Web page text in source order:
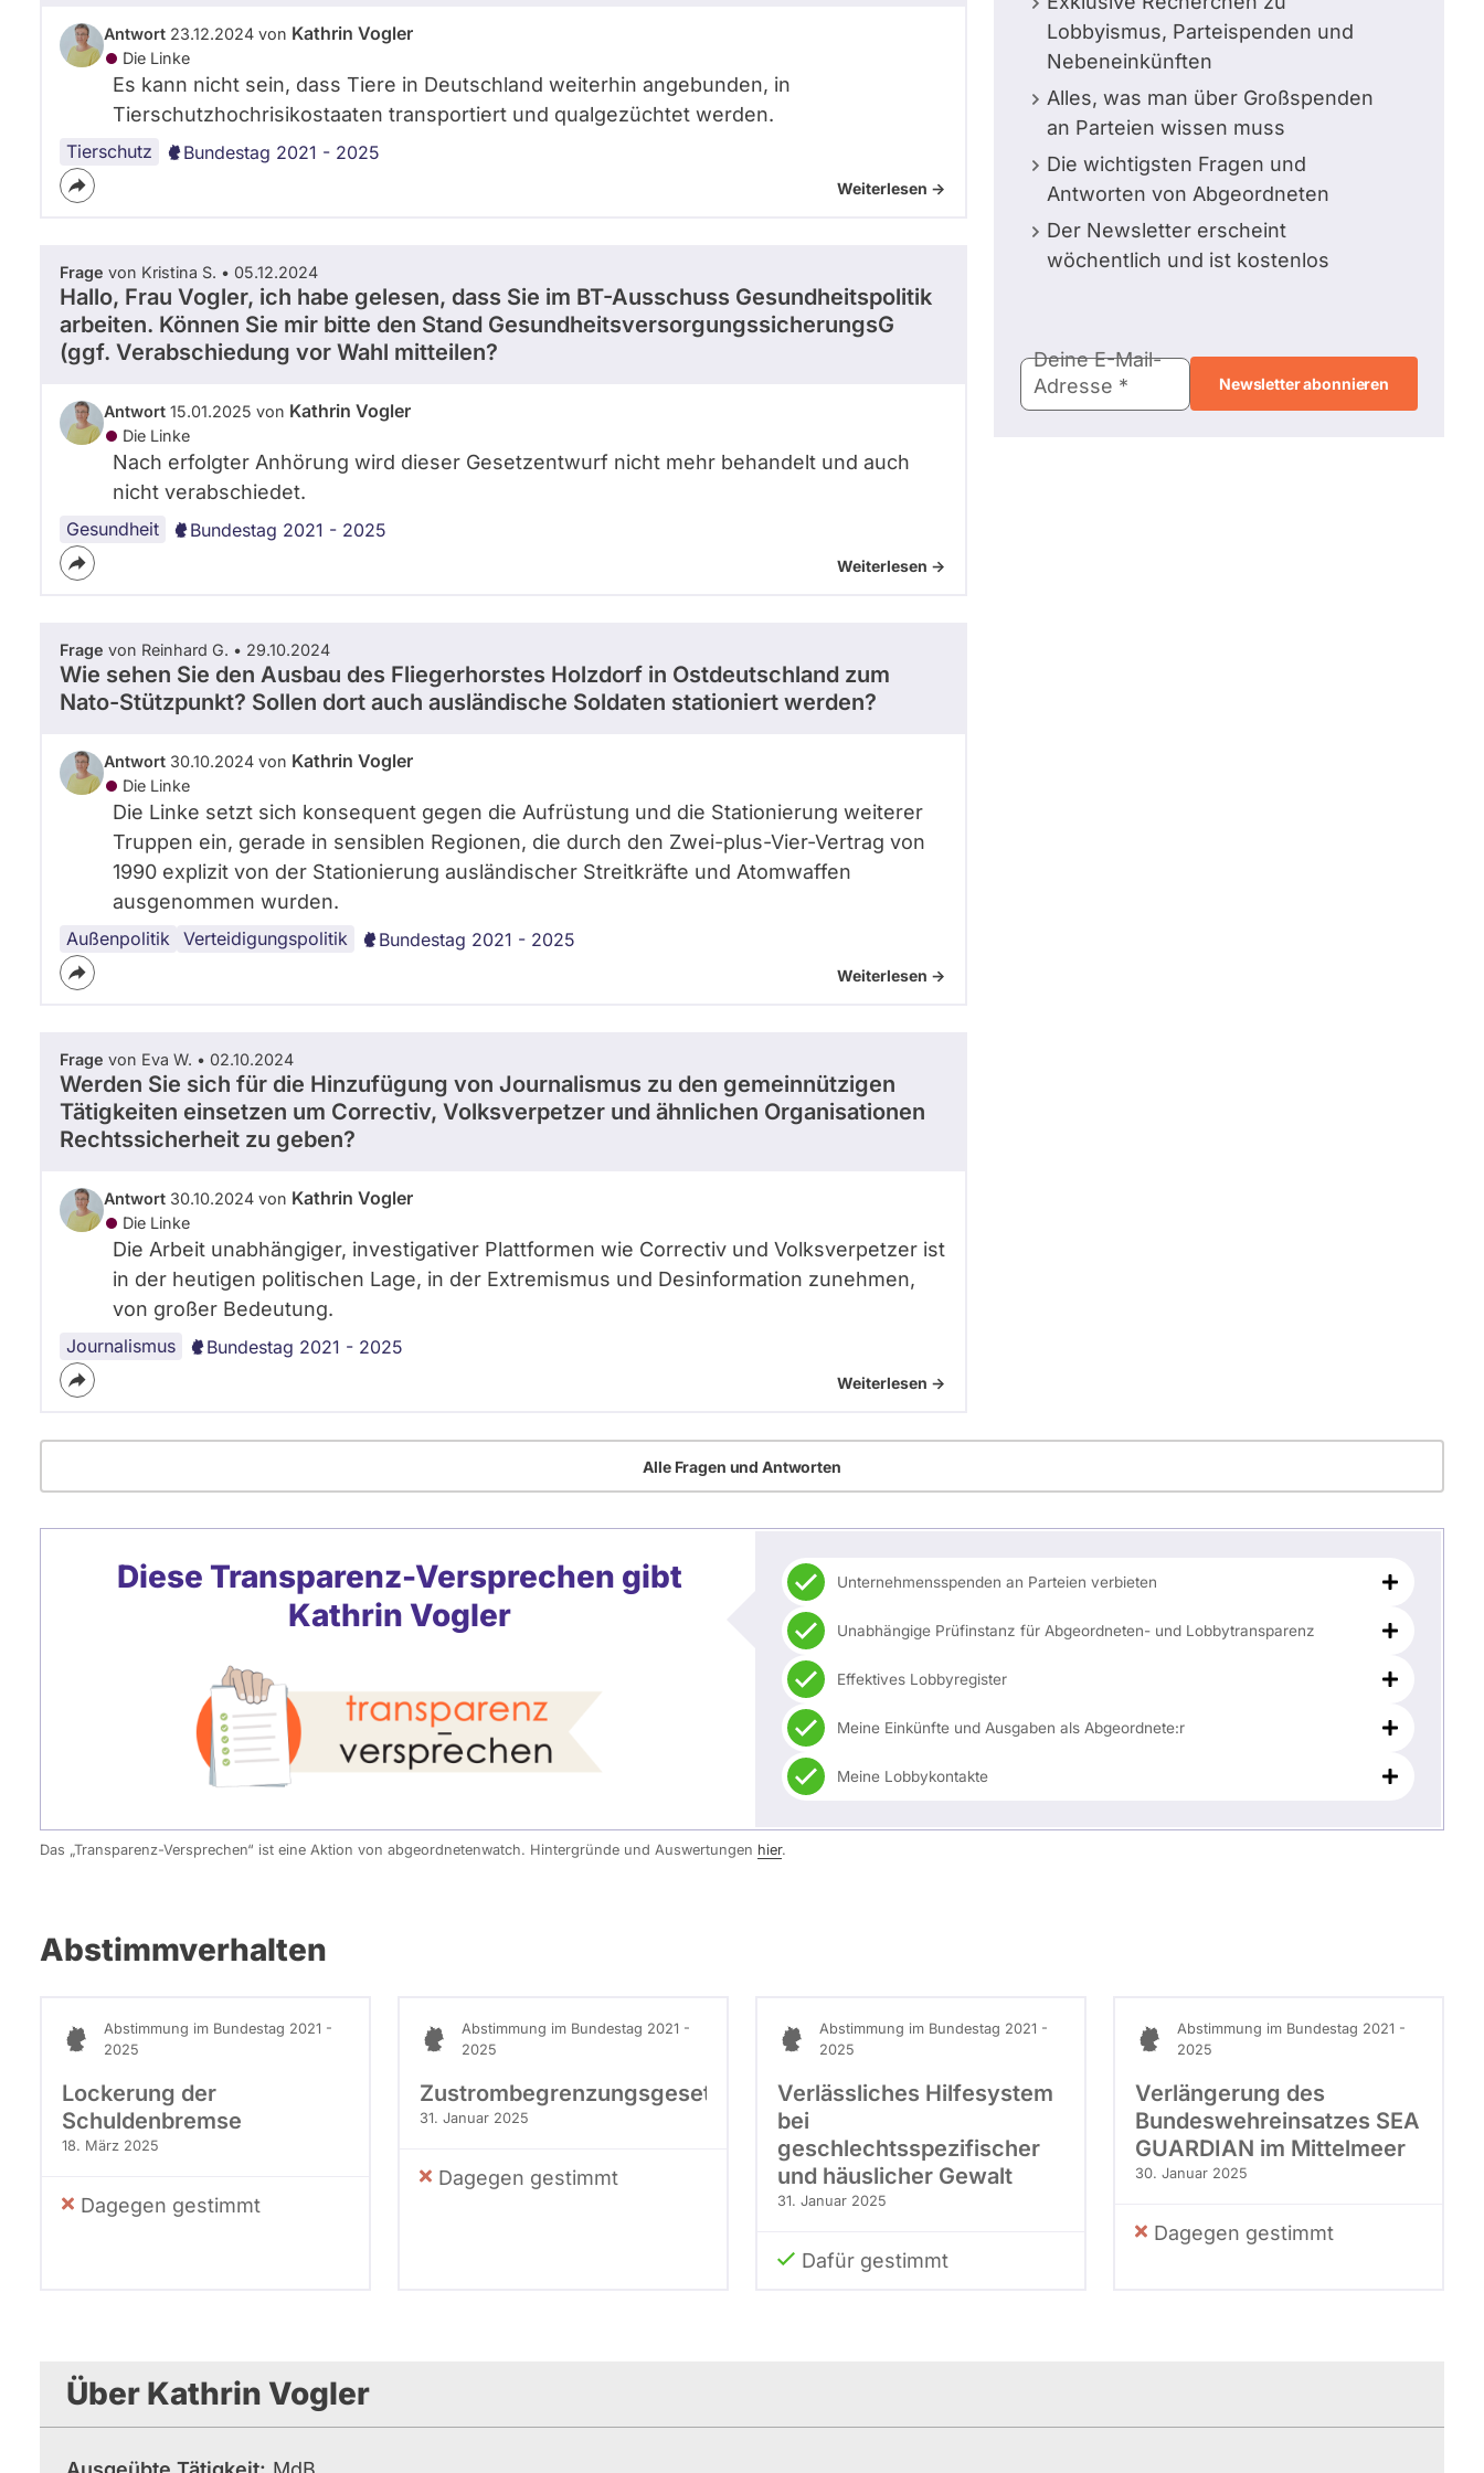
n
f
r
K
ö
Antwort 23.12.2024 von Kathrin Vogler
Die Linke
Es kann nicht sein, dass Tiere in Deutschland weiterhin angebunden, in
Tierschutzhochrisikostaaten transportiert und qualgezüchtet werden.
Tierschutz Bundestag 2021 - 2025
Weiterlesen ->
Frage von Kristina S. • 05.12.2024
Hallo, Frau Vogler, ich habe gelesen, dass Sie im BT-Ausschuss Gesundheitspolitik
arbeiten. Können Sie mir bitte den Stand GesundheitsversorgungssicherungsG
(ggf. Verabschiedung vor Wahl mitteilen?
Antwort 15.01.2025 von Kathrin Vogler
Die Linke
Nach erfolgter Anhörung wird dieser Gesetzentwurf nicht mehr behandelt und auch
nicht verabschiedet.
Gesundheit Bundestag 2021 - 2025
Weiterlesen ->
Frage von Reinhard G. • 29.10.2024
Wie sehen Sie den Ausbau des Fliegerhorstes Holzdorf in Ostdeutschland zum
Nato-Stützpunkt? Sollen dort auch ausländische Soldaten stationiert werden?
Antwort 30.10.2024 von Kathrin Vogler
Die Linke
Die Linke setzt sich konsequent gegen die Aufrüstung und die Stationierung weiterer
Truppen ein, gerade in sensiblen Regionen, die durch den Zwei-plus-Vier-Vertrag von
1990 explizit von der Stationierung ausländischer Streitkräfte und Atomwaffen
ausgenommen wurden.
Außenpolitik Verteidigungspolitik Bundestag 2021 - 2025
Weiterlesen ->
Frage von Eva W. • 02.10.2024
Werden Sie sich für die Hinzufügung von Journalismus zu den gemeinnützigen
Tätigkeiten einsetzen um Correctiv, Volksverpetzer und ähnlichen Organisationen
Rechtssicherheit zu geben?
Antwort 30.10.2024 von Kathrin Vogler
Die Linke
Die Arbeit unabhängiger, investigativer Plattformen wie Correctiv und Volksverpetzer ist
in der heutigen politischen Lage, in der Extremismus und Desinformation zunehmen,
von großer Bedeutung.
Journalismus Bundestag 2021 - 2025
Weiterlesen ->
Lobbyismus, Parteispenden und
Nebeneinkünften
Alles, was man über Großspenden
an Parteien wissen muss
Die wichtigsten Fragen und
Antworten von Abgeordneten
Der Newsletter erscheint
wöchentlich und ist kostenlos
Mail-
Adresse
Deine E-Mail-
Adresse
Alle Fragen und Antworten
Diese Transparenz-Versprechen gibt
Kathrin Vogler
Unternehmensspenden an Parteien verbieten
Unabhängige Prüfinstanz für Abgeordneten- und Lobbytransparenz
Effektives Lobbyregister
Meine Einkünfte und Ausgaben als Abgeordnete:r
Meine Lobbykontakte
Das „Transparenz-Versprechen“ ist eine Aktion von abgeordnetenwatch. Hintergründe und Auswertungen hier.
Abstimmverhalten
Abstimmung im Bundestag 2021 -
2025
Lockerung der
Schuldenbremse
18. März 2025
Dagegen gestimmt
Abstimmung im Bundestag 2021 -
2025
Zustrombegrenzungsgesetz
31. Januar 2025
Dagegen gestimmt
Abstimmung im Bundestag 2021 -
2025
Verlässliches Hilfesystem
bei
geschlechtsspezifischer
und häuslicher Gewalt
31. Januar 2025
Dafür gestimmt
Abstimmung im Bundestag 2021 -
2025
Verlängerung des
Bundeswehreinsatzes SEA
GUARDIAN im Mittelmeer
30. Januar 2025
Dagegen gestimmt
Über Kathrin Vogler